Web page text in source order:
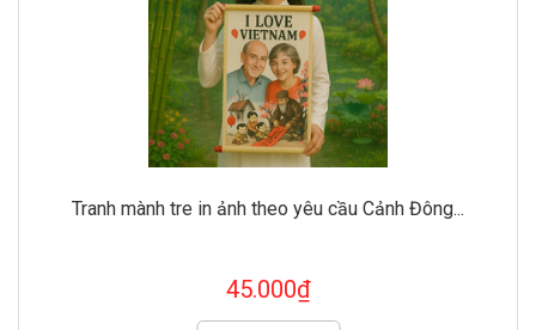
Tranh mành tre in ảnh theo yêu cầu Cảnh Đông...
45.000₫